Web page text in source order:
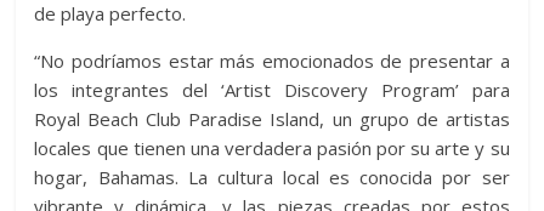
de playa perfecto.
“No podríamos estar más emocionados de presentar a
los integrantes del ‘Artist Discovery Program’ para
Royal Beach Club Paradise Island, un grupo de artistas
locales que tienen una verdadera pasión por su arte y su
hogar, Bahamas. La cultura local es conocida por ser
vibrante y dinámica, y las piezas creadas por estos